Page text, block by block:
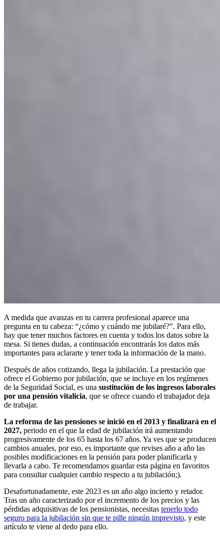
A medida que avanzas en tu carrera profesional aparece una
pregunta en tu cabeza: “¿cómo y cuándo me jubilaré?”. Para ello,
hay que tener muchos factores en cuenta y todos los datos sobre la
mesa. Si tienes dudas, a continuación encontrarás los datos más
importantes para aclararte y tener toda la información de la mano.
Después de años cotizando, llega la jubilación. La prestación que
ofrece el Gobierno por jubilación, que se incluye en los regímenes
de la Seguridad Social, es una sustitución de los ingresos laborales
por una pensión vitalicia, que se ofrece cuando el trabajador deja
de trabajar.
La reforma de las pensiones se inició en el 2013 y finalizará en el
2027, periodo en el que la edad de jubilación irá aumentando
progresivamente de los 65 hasta los 67 años. Ya ves que se producen
cambios anuales, por eso, es importante que revises año a año las
posibles modificaciones en la pensión para poder planificarla y
llevarla a cabo. Te recomendamos guardar esta página en favoritos
para consultar cualquier cambio respecto a tu jubilación;).
Desafortunadamente, este 2023 es un año algo incierto y retador.
Tras un año caracterizado por el incremento de los precios y las
pérdidas adquisitivas de los pensionistas, necesitas tenerlo todo
seguro para la jubilación sin que te pille ningún imprevisto, y este
artículo te viene al dedo para ello.